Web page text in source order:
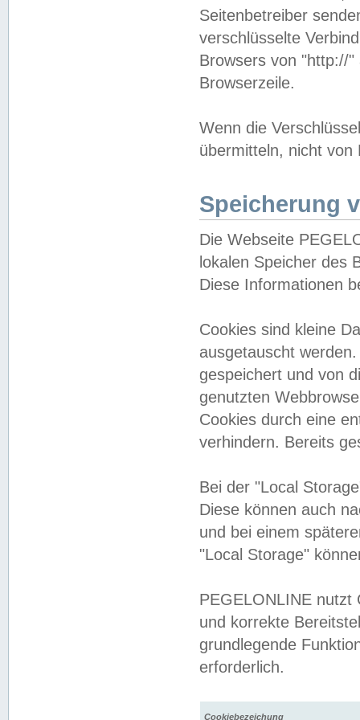
Seitenbetreiber
verschlüsselte
Browsers von "http://
Browserzeile.
Wenn die
übermitteln, nicht von
Speicherung
Die Webseite
lokalen Speicher des
Diese Informationen
Cookies sind kleine
ausgetauscht
gespeichert und von
genutzten
Cookies durch eine
verhindern. Bereits
Bei der "Local
Diese können auch
und bei einem
"Local Storage"
PEGELONLINE nutzt
und korrekte
grundlegende
erforderlich.
Cookiebezeichung